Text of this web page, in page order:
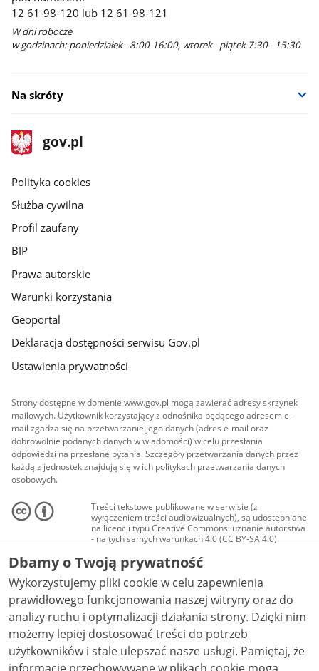
12 61-98-120 lub 12 61-98-121
W dni robocze
w godzinach: poniedziałek - 8:00-16:00, wtorek - piątek 7:30 - 15:30
Na skróty
stopka
gov.pl
Strona
gov.pl
gov.pl
Polityka cookies
Służba cywilna
Profil zaufany
BIP
Prawa autorskie
Warunki korzystania
Geoportal
Deklaracja dostępności serwisu Gov.pl
Ustawienia prywatności
Strony dostępne w domenie www.gov.pl mogą zawierać adresy skrzynek
mailowych. Użytkownik korzystający z odnośnika będącego adresem e-
mail zgadza się na przetwarzanie jego danych (adres e-mail oraz
dobrowolnie podanych danych w wiadomości) w celu przesłania
odpowiedzi na przesłane pytania. Szczegóły przetwarzania danych przez
każdą z jednostek znajdują się w ich politykach przetwarzania danych
osobowych.
Treści tekstowe publikowane w serwisie (z
wyłączeniem treści audiowizualnych), są udostępniane
na licencji typu Creative Commons: uznanie autorstwa
- na tych samych warunkach 4.0 (CC BY-SA 4.0).
Materiały audiowizualne, w tym zdjęcia, materiały
audio i wideo, są udostępniane na licencji typu
Creative Commons: uznanie autorstwa użycie
niekomercyjne - bez utworów zależnych 4.0 (CC BY-
NC-ND 4.0), o ile nie jest to stwierdzone inaczej.
Dbamy o Twoją prywatność
Wykorzystujemy pliki cookie w celu zapewnienia
prawidłowego funkcjonowania naszej witryny oraz do
analizy ruchu i optymalizacji działania strony. Dzięki nim
możemy lepiej dostosować treści do potrzeb
użytkowników i stale ulepszać nasze usługi. Pamiętaj, że